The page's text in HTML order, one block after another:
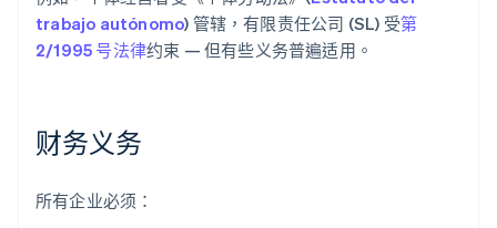
trabajo autónomo) 管辖，有限责任公司 (SL) 受第
2/1995 号法律约束 — 但有些义务普遍适用。
财务义务
所有企业必须：